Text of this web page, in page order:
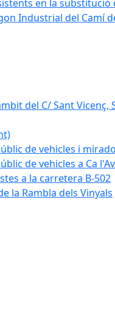
en la
Industrial del Camí
del C/ Sant Vicenç,
de vehicles i
de vehicles a Ca
a la carretera B-502
la Rambla dels Vinyals